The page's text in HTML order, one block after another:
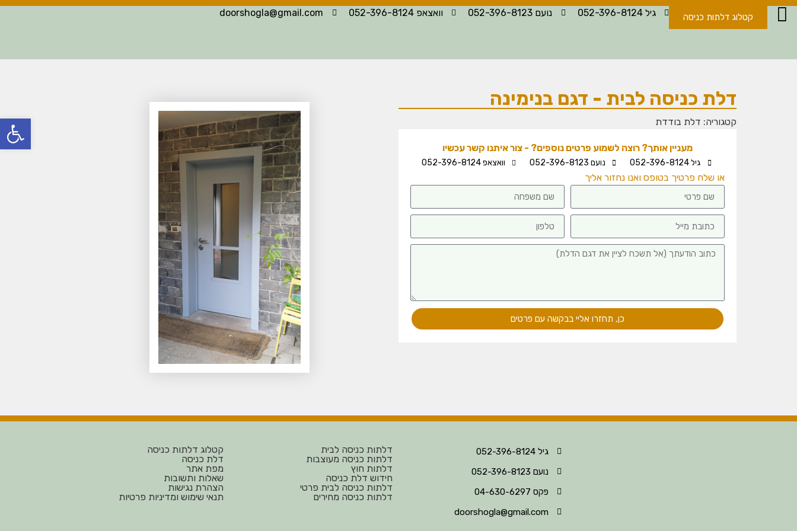
קטלוג דלתות כניסה גיל 052-396-8124 נועם 052-396-8123 וואצאפ 052-396-8124 doorshogla@gmail.com
דלת כניסה לבית - דגם בנימינה
קטגוריה: דלת בודדת
מעניין אותך? רוצה לשמוע פרטים נוספים? - צור איתנו קשר עכשיו
גיל 052-396-8124 נועם 052-396-8123 וואצאפ 052-396-8124
או שלח פרטיך בטופס ואנו נחזור אליך
כן, תחזרו אליי בבקשה עם פרטים
גיל 052-396-8124
נועם 052-396-8123
פקס 04-630-6297
doorshogla@gmail.com
דלתות כניסה לבית
דלתות כניסה מעוצבות
דלתות חוץ
חידוש דלת כניסה
דלתות כניסה לבית פרטי
דלתות כניסה מחירים
קטלוג דלתות כניסה
דלת כניסה
מפת אתר
שאלות ותשובות
הצהרת נגישות
תנאי שימוש ומדיניות פרטיות